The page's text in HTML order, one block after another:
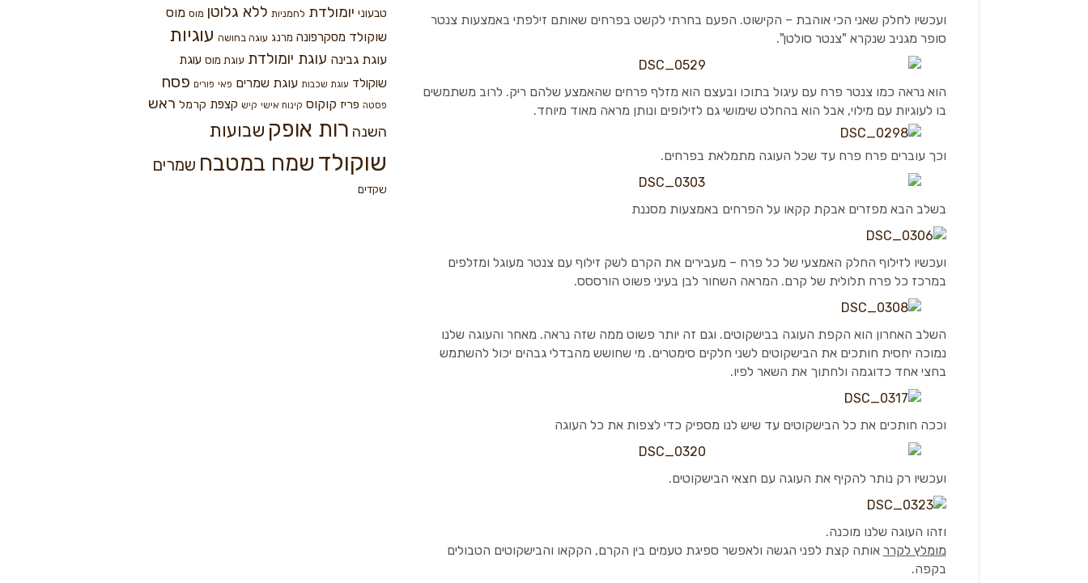
ועכשיו לחלק שאני הכי אוהבת – הקישוט. הפעם בחרתי לקשט בפרחים שאותם זילפתי באמצעות צנטר
סופר מגניב שנקרא "צנטר סולטן".
הוא נראה כמו צנטר פרח עם עיגול בתוכו ובעצם הוא מזלף פרחים שהאמצע שלהם ריק. לרוב משתמשים
בו לעוגיות עם מילוי, אבל הוא בהחלט שימושי גם לזילופים ונותן מראה מאוד מיוחד.
וכך עוברים פרח פרח עד שכל העוגה מתמלאת בפרחים.
בשלב הבא מפזרים אבקת קקאו על הפרחים באמצעות מסננת
ועכשיו לזילוף החלק האמצעי של כל פרח – מעבירים את הקרם לשק זילוף עם צנטר מעוגל ומזלפים
במרכז כל פרח תלולית של קרם. המראה השחור לבן בעיני פשוט הורססס.
השלב האחרון הוא הקפת העוגה בבישקוטים. וגם זה יותר פשוט ממה שזה נראה. מאחר והעוגה שלנו
נמוכה יחסית חותכים את הבישקוטים לשני חלקים סימטרים. מי שחושש מהבדלי גבהים יכול להשתמש
בחצי אחד כדוגמה ולחתוך את השאר לפיו.
וככה חותכים את כל הבישקוטים עד שיש לנו מספיק כדי לצפות את כל העוגה
ועכשיו רק נותר להקיף את העוגה עם חצאי הבישקוטים.
וזהו העוגה שלנו מוכנה.
מומלץ לקרר אותה קצת לפני הגשה ולאפשר ספיגת טעמים בין הקרם, הקקאו והבישקוטים הטבולים
בקפה.
טבעוני יומולדת לחמניות ללא גלוטן מוס מוס
שוקולד מסקרפונה מרנג עוגה בחושה עוגיות
עוגת גבינה עוגת יומולדת עוגת מוס עוגת
שוקולד עוגת שכבות עוגת שמרים פאי פורים פסח
פסטה פריז קוקוס קינוח אישי קיש קצפת קרמל ראש
השנה רות אופק שבועות
שוקולד שמח במטבח שמרים
שקדים